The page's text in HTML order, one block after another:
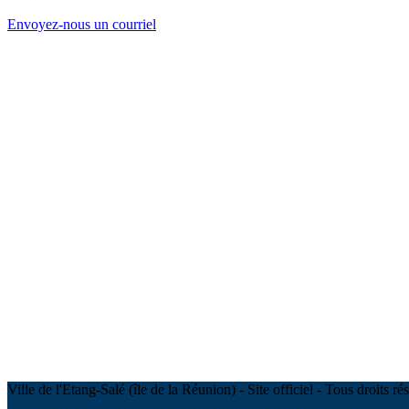
Envoyez-nous un courriel
Ville de l'Etang-Salé (île de la Réunion) - Site officiel - Tous droits